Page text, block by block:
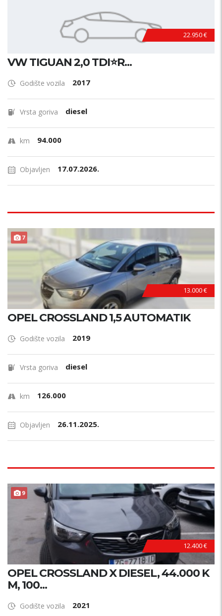
22.950 €
VW TIGUAN 2,0 TDI⭐R...
Godište vozila 2017
Vrsta goriva diesel
km 94.000
Objavljen 17.07.2026.
7
13.000 €
OPEL CROSSLAND 1,5 AUTOMATIK
Godište vozila 2019
Vrsta goriva diesel
km 126.000
Objavljen 26.11.2025.
9
12.400 €
OPEL CROSSLAND X DIESEL, 44.000 K
M, 100...
Godište vozila 2021